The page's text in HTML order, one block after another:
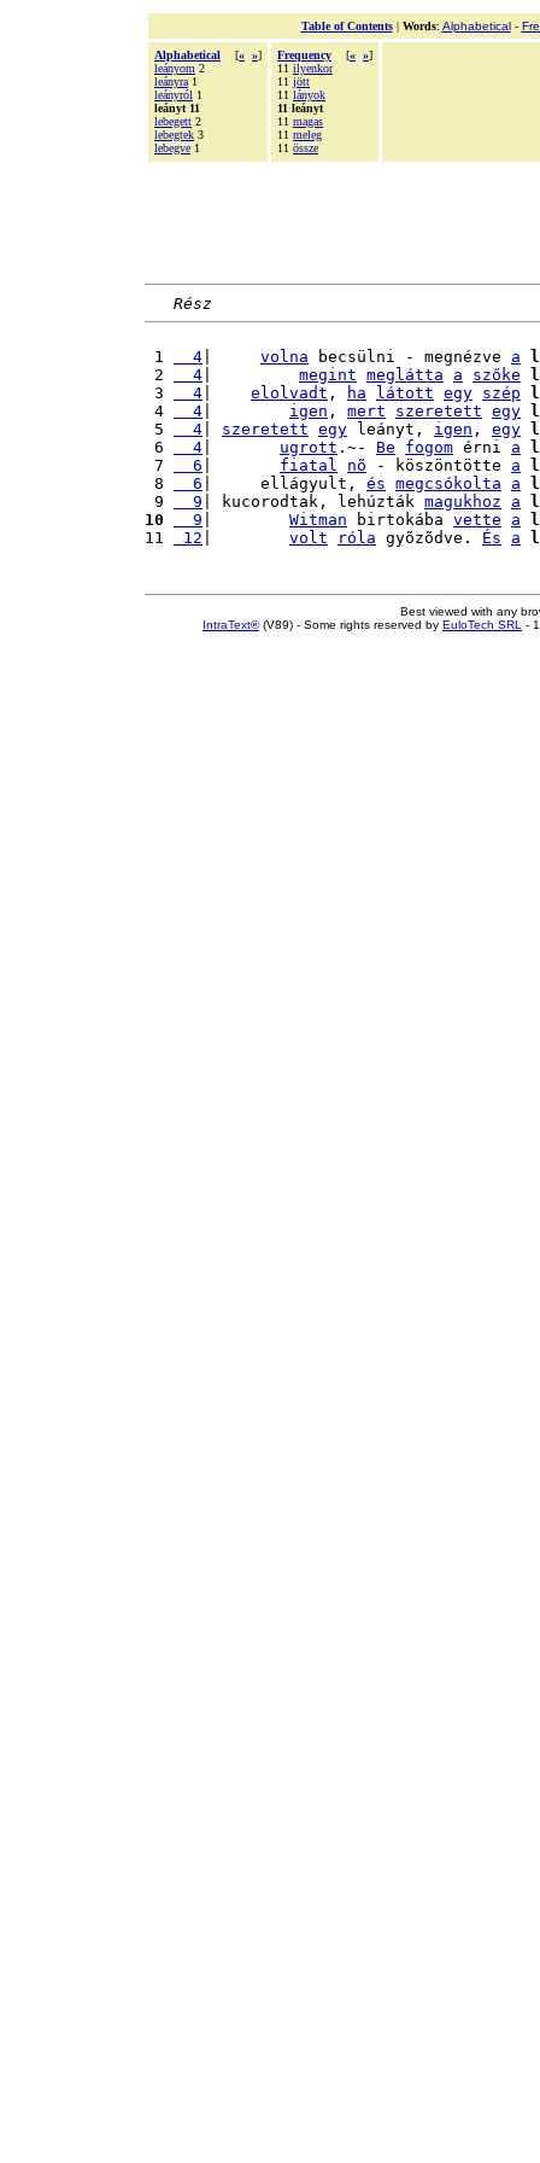
Table of Contents| Words: Alphabetical-
Alphabetical [« »]
leányom 2
leányra 1
leányról 1
leányt 11
lebegett 2
lebegtek 3
lebegve 1
Frequency [« »]
11 ilyenkor
11 jött
11 lányok
11 leányt
11 magas
11 meleg
11 össze
Rész
1
  4
volna becsülni - megnézve a
2
  4
megint meglátta a szőke
3
  4
elolvadt , ha látott egy szép
4
  4
igen , mert szeretett egy
5
  4
szeretett egy leányt, igen , egy
6
  4
ugrott .~- Be fogom érni a
7
  6
fiatal nõ - köszöntötte a
8
  6
|     ellágyult, és megcsókolta a
9
  9
| kucorodtak, lehúzták magukhoz a
10
  9
Witman birtokába vette a
11
12 volt róla gyõzõdve. És a
Best viewed with any
IntraText®(V89) - Some rights reserved by EuloTech SRL -